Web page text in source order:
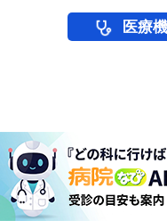
医療